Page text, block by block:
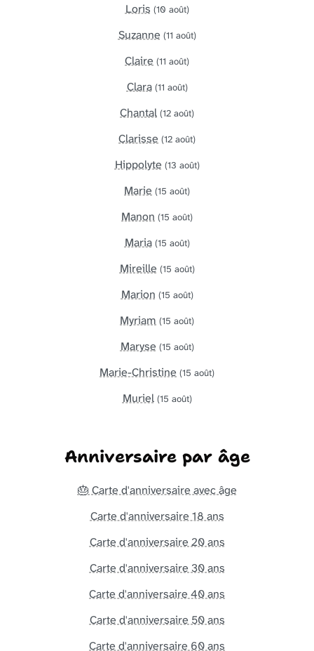
Loris (10 août)
Suzanne (11 août)
Claire (11 août)
Clara (11 août)
Chantal (12 août)
Clarisse (12 août)
Hippolyte (13 août)
Marie (15 août)
Manon (15 août)
Maria (15 août)
Mireille (15 août)
Marion (15 août)
Myriam (15 août)
Maryse (15 août)
Marie-Christine (15 août)
Muriel (15 août)
Anniversaire par âge
🎂 Carte d'anniversaire avec âge
Carte d'anniversaire 18 ans
Carte d'anniversaire 20 ans
Carte d'anniversaire 30 ans
Carte d'anniversaire 40 ans
Carte d'anniversaire 50 ans
Carte d'anniversaire 60 ans